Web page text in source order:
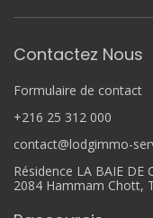
Contactez Nous
Formulaire de contact
+216 25 312 000
contact@lodgimmo-
Résidence LA BAIE DE
2084 Hammam Chott,